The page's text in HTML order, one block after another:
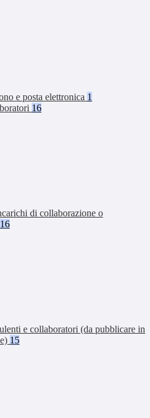
e posta elettronica 1
16
di collaborazione o
16
e collaboratori (da pubblicare in
15